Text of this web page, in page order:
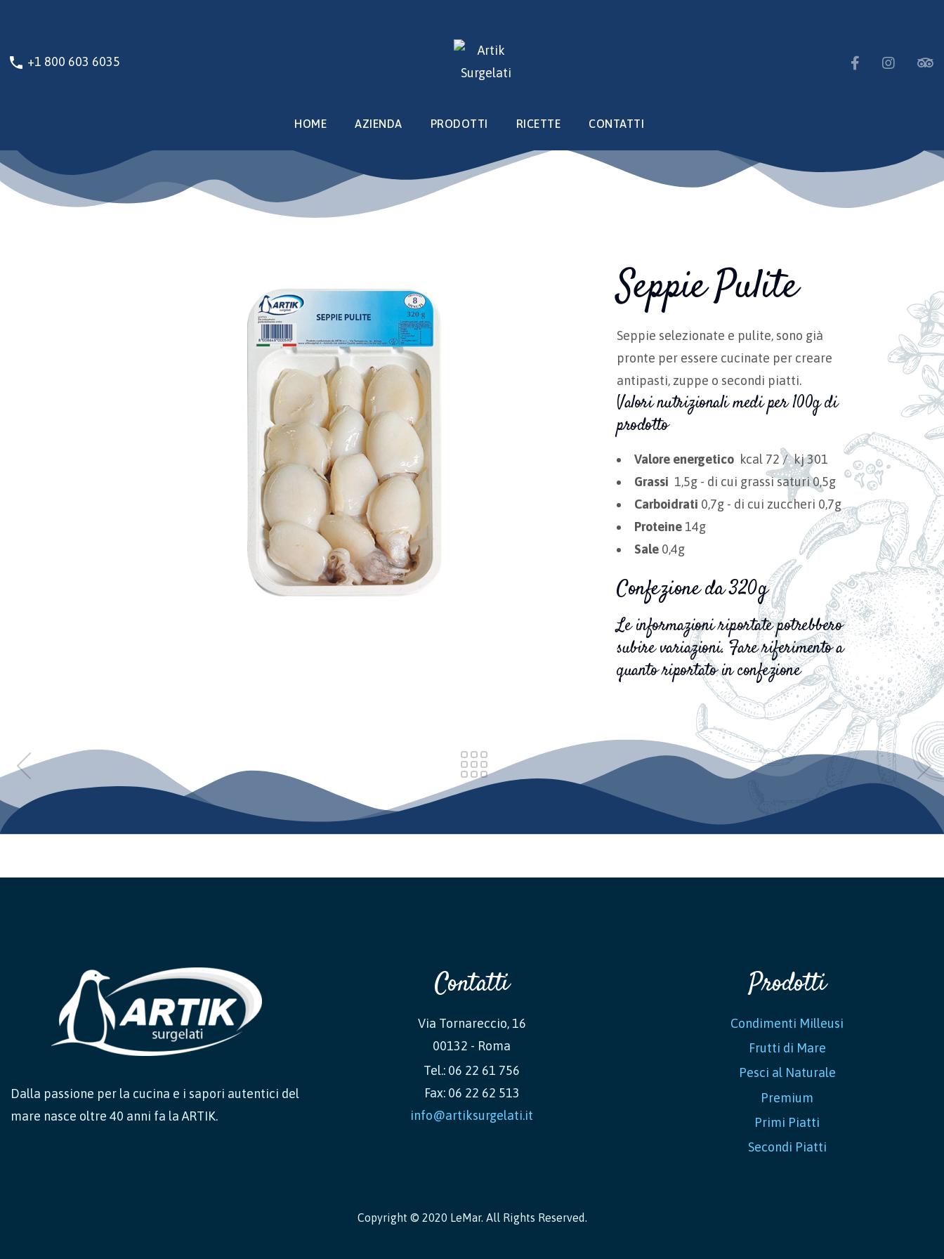
phone +1 800 603 6035
HOME AZIENDA PRODOTTI RICETTE CONTATTI
Seppie Pulite
Seppie selezionate e pulite, sono già
pronte per essere cucinate per creare
antipasti, zuppe o secondi piatti.
Valori nutrizionali medi per 100g di
prodotto
Valore energetico kcal 72 / kj 301
Grassi 1,5g - di cui grassi saturi 0,5g
Carboidrati 0,7g - di cui zuccheri 0,7g
Proteine 14g
Sale 0,4g
Confezione da 320g
Le informazioni riportate potrebbero
subire variazioni. Fare riferimento a
quanto riportato in confezione
Dalla passione per la cucina e i sapori autentici del
mare nasce oltre 40 anni fa la ARTIK.
Contatti
Via Tornareccio, 16
00132 - Roma
Tel.: 06 22 61 756
Fax: 06 22 62 513
info@artiksurgelati.it
Prodotti
Condimenti Milleusi
Frutti di Mare
Pesci al Naturale
Premium
Primi Piatti
Secondi Piatti
Copyright © 2020 LeMar. All Rights Reserved.